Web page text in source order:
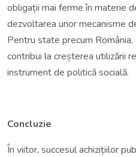
obligații mai ferme în materie
dezvoltarea unor mecanisme
Pentru state precum
contribui la creșterea utilizării
instrument de politică socială.
Concluzie
În viitor, succesul achizițiilor